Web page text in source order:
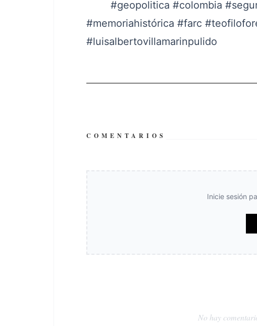
#geopolitica #colombia
#memoriahistórica #farc
#luisalbertovillamarinpulido
COMENTARIOS
Inicie sesión
No hay